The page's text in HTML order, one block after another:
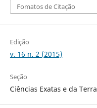
Fomatos de Citação
Edição
v. 16 n. 2 (2015)
Seção
Ciências Exatas e da Terra